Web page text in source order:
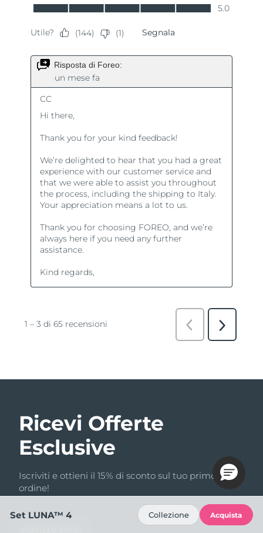
Ricevi Offerte
Esclusive
Iscriviti e ottieni il 15% di sconto sul tuo primo
ordine!
Set LUNA™ 4 Collezione Acquista